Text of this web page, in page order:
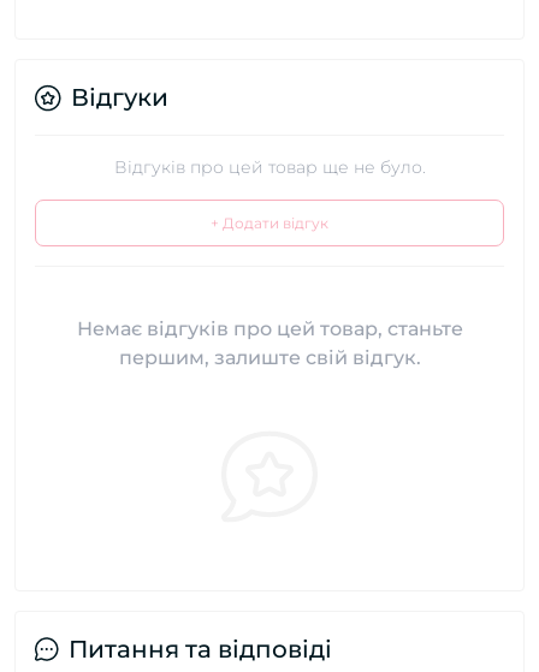
Відгуки
Відгуків про цей товар ще не було.
+ Додати відгук
Немає відгуків про цей товар, станьте
першим, залиште свій відгук.
Питання та відповіді